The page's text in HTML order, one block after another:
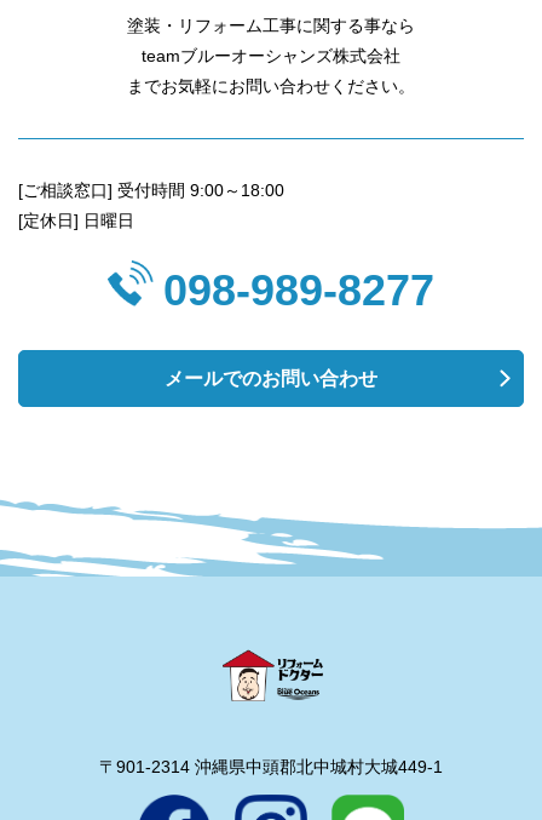
塗装・リフォーム工事に関する事なら
teamブルーオーシャンズ株式会社
までお気軽にお問い合わせください。
[ご相談窓口] 受付時間 9:00～18:00
[定休日] 日曜日
098-989-8277
メールでのお問い合わせ
〒901-2314 沖縄県中頭郡北中城村大城449-1